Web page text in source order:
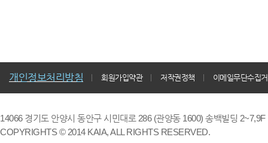
개인정보처리방침 회원가입약관 저작권정책 이메일무단수집
14066 경기도 안양시 동안구 시민대로 286 (관양동 1600) 송백빌딩
COPYRIGHTS © 2014 KAIA, ALL RIGHTS RESERVED.